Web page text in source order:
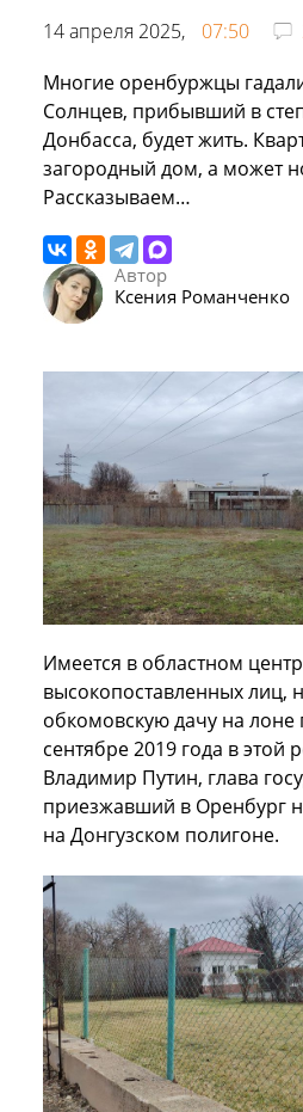
14 апреля 2025, 07:50
Многие оренбуржцы
Солнцев, прибывший в
Донбасса, будет жить.
загородный дом, а может
Рассказываем…
Автор
Ксения Романченко
Имеется в областном
высокопоставленных
обкомовскую дачу на
сентябре 2019 года в этой
Владимир Путин, глава
приезжавший в Оренбург
на Донгузском полигоне.